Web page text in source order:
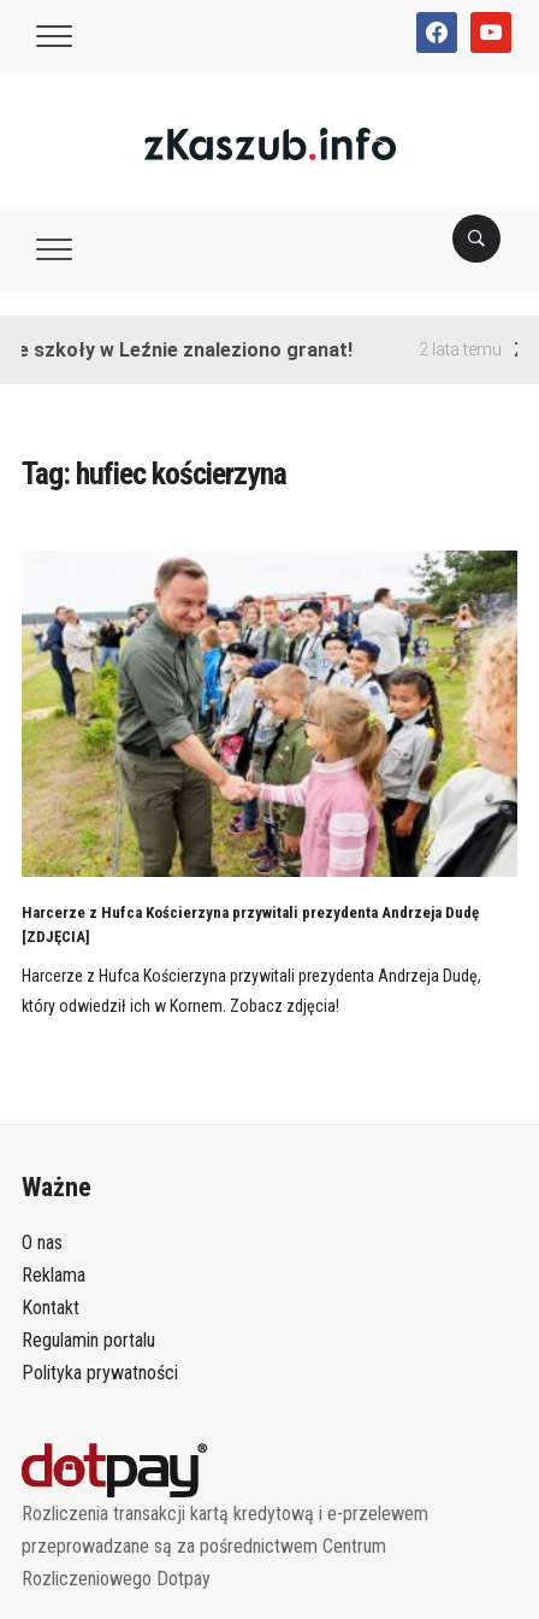
facebookyoutube
szkoły w Leźnie znaleziono granat! 2 lata temu
Tag: hufiec kościerzyna
Harcerze z Hufca Kościerzyna przywitali prezydenta Andrzeja Dudę
[ZDJĘCIA]
Harcerze z Hufca Kościerzyna przywitali prezydenta Andrzeja Dudę,
który odwiedził ich w Kornem. Zobacz zdjęcia!
Ważne
O nas
Reklama
Kontakt
Regulamin portalu
Polityka prywatności
Rozliczenia transakcji kartą kredytową i e-przelewem
przeprowadzane są za pośrednictwem Centrum
Rozliczeniowego Dotpay